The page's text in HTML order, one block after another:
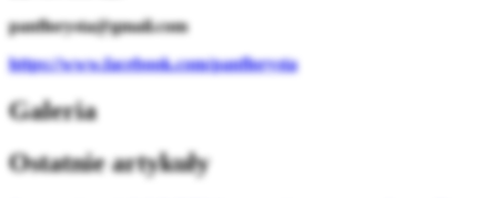
panflorysta@gmail.com
https://www.facebook.com/panflorysta
Galeria
Ostatnie artykuły